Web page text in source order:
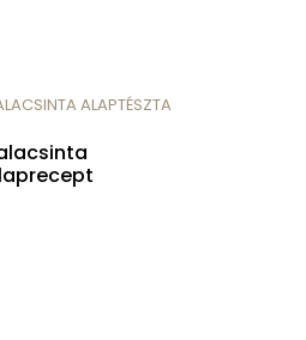
ALAPTÉSZTA